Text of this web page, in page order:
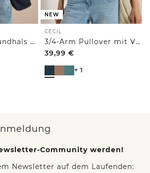
Pullover mit Rundhals und Leo-Muster
NEW
CECIL
3/4-Arm Pullover mit V-Neck und Strukturfront
39,99 €
+ 1
Community werden!
Newsletter auf dem Laufenden: